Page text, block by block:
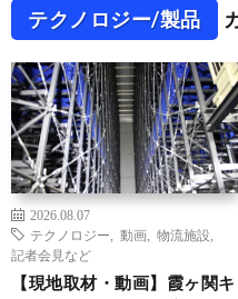
テクノロジー/製品
2026.08.07
テクノロジー
動画 物流施設
記者会見など
【現地取材・動画】霞ヶ関キ